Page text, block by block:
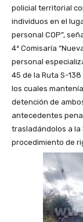
policial territorial
individuos en el
personal COP”,
4ª Comisaría
personal
45 de la Ruta S-
los cuales
detención de
antecedentes
trasladándolos a la
procedimiento de